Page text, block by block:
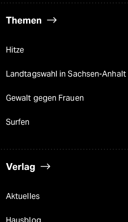
Themen
Hitze
Landtagswahl in Sachsen-Anhalt
Gewalt gegen Frauen
Surfen
Verlag
Aktuelles